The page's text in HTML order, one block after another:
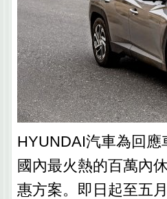
HYUNDAI汽車為回
國內最火熱的百萬內
惠方案。即日起至五